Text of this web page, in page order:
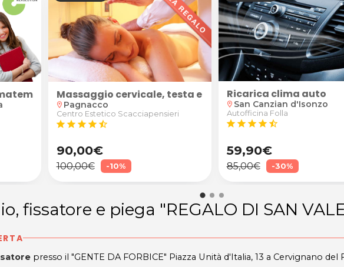
ad Aquileia
I WASH di Terzo di Aquileia
fisica, inglese, tedesco, spagnolo, latino o greco per
Massaggio cervicale, testa e viso + peeling corpo
location_on Pagnacco
Centro Estetico Scacciapensieri
star star star star star_half
90,00€
100,00€ -10%
Ricarica clima auto
location_on San Canzian d'Isonzo
Autofficina Folla
star star star star star_half
59,90€
85,00€ -30%
fissatore e piega "REGALO DI SAN
presso il "GENTE DA FORBICE" Piazza Unità d'Italia, 13 a Cervignano del